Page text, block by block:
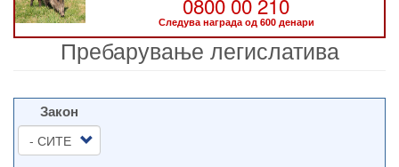
Следува награда од 600 денари
Пребарување легислатива
Закон